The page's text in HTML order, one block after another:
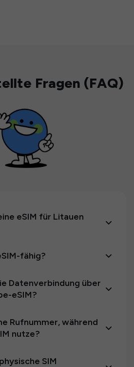
Fragen (FAQ)
eSIM für Litauen
fähig?
Datenverbindung über
eSIM?
Rufnummer, während
nutze?
SIM